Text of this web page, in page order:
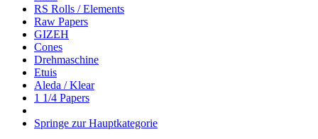
RS Rolls / Elements
Raw Papers
GIZEH
Cones
Drehmaschine
Etuis
Aleda / Klear
1 1/4 Papers
Springe zur Hauptkategorie